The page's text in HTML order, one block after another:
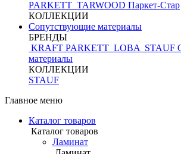
PARKETT TARWOOD Паркет-Стар
КОЛЛЕКЦИИ
Сопутствующие материалы
БРЕНДЫ
KRAFT PARKETT LOBA STAUF
материалы
КОЛЛЕКЦИИ
STAUF
Главное меню
Каталог товаров
Каталог товаров
Ламинат